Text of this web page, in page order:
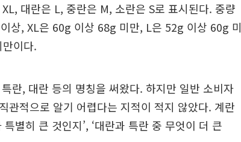
대란은 L, 중란은 M, 소란은 S로 표시된다. 중량
상, XL은 60g 이상 68g 미만, L은 52g 이상 60g 미
이다.
란, 대란 등의 명칭을 써왔다. 하지만 일반 소비자
관적으로 알기 어렵다는 지적이 적지 않았다. 계란
별히 큰 것인지’, ‘대란과 특란 중 무엇이 더 큰